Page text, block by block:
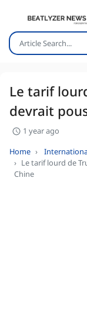
Le tarif
devrait
1 year ago
Home
Le tarif lourd de
Chine